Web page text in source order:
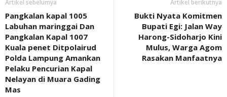
Artikel sebelumya
Pangkalan kapal 1005
Labuhan maringgai Dan
Pangkalan Kapal 1007
Kuala penet Ditpolairud
Polda Lampung Amankan
Pelaku Pencurian Kapal
Nelayan di Muara Gading
Mas
Artikel berikutnya
Bukti Nyata Komitmen
Bupati Egi: Jalan Way
Harong-Sidoharjo Kini
Mulus, Warga Agom
Rasakan Manfaatnya